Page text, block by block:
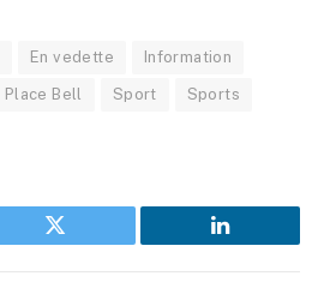
En vedette Information
Place Bell Sport Sports
Twitter LinkedIn